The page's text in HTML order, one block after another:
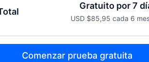
Gratuito por 7
USD $85,95 cada 6
Comenzar prueba gratuita